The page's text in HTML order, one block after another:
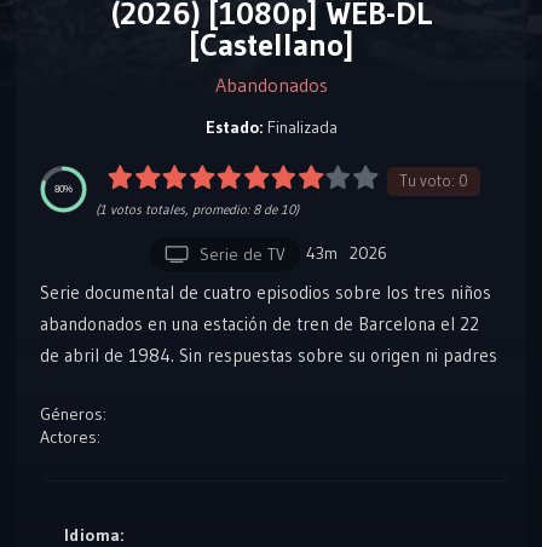
(2026) [1080p] WEB-DL
[Castellano]
Abandonados
Estado: Finalizada
80% Tu voto: 0
(1 votos totales, promedio: 8de 10)
Serie de TV 43m 2026
Serie documental de cuatro episodios sobre los tres niños
abandonados en una estación de tren de Barcelona el 22
de abril de 1984. Sin respuestas sobre su origen ni padres
locales. Cuarenta años después, los hermanos Elvira,
Ramón y Ricard Moral impulsan una investigación para
Géneros:
Actores:
Idioma: